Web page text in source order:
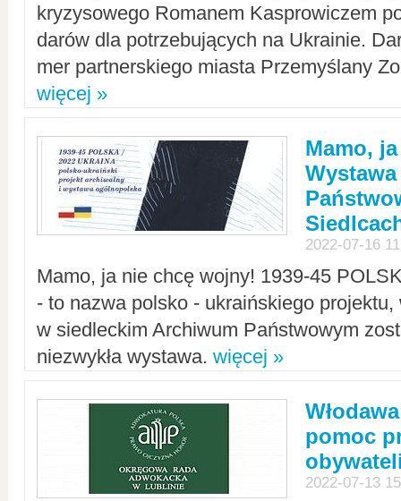
kryzysowego Romanem Kasprowiczem
darów dla potrzebujących na Ukrainie.
mer partnerskiego miasta Przemyślany
więcej »
Mamo,
2022-07-16
Mamo, ja nie chcę wojny! 1939-45
- to nazwa polsko - ukraińskiego
w siedleckim Archiwum Państwowym
niezwykła wystawa. więcej »
pomoc
2022-07-13